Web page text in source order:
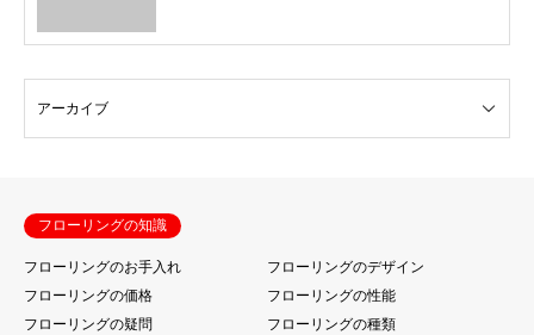
フローリングの知識
フローリングのお手入れ
フローリングのデザイン
フローリングの価格
フローリングの性能
フローリングの疑問
フローリングの種類